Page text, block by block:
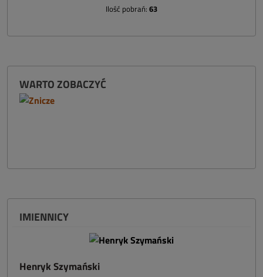
Ilość pobrań: 63
WARTO ZOBACZYĆ
IMIENNICY
Henryk Szymański